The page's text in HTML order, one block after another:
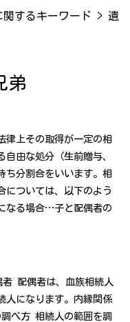
関するキーワード > 遺
弟
律上その取得が一定の相
由な処分（生前贈与、
ち分割合をいいます。相
については、以下のよう
なる場合…子と配偶者の
配偶者は、血族相続人
人になります。内縁関係
べ方 相続人の範囲を調